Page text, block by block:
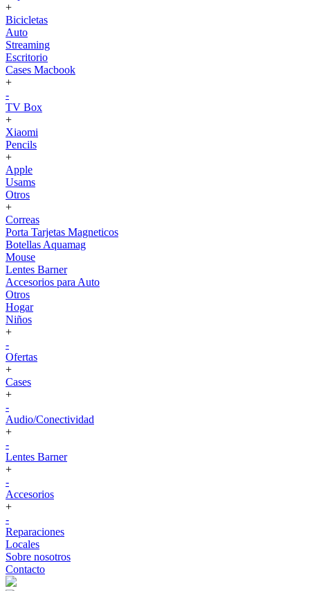
+
Bicicletas
Auto
Streaming
Escritorio
Cases Macbook
+
-
TV Box
+
Xiaomi
Pencils
+
Apple
Usams
Otros
+
Correas
Porta Tarjetas Magneticos
Botellas Aquamag
Mouse
Lentes Barner
Accesorios para Auto
Otros
Hogar
Niños
+
-
Ofertas
+
Cases
+
-
Audio/Conectividad
+
-
Lentes Barner
+
-
Accesorios
+
-
Reparaciones
Locales
Sobre nosotros
Contacto